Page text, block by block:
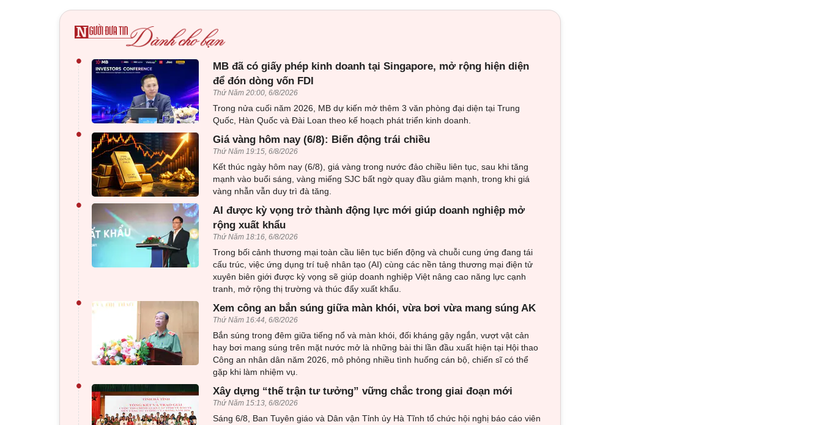
•
MB đã có giấy phép kinh doanh tại Singapore, mở rộng hiện diện
để đón dòng vốn FDI
Thứ Năm 20:00, 6/8/2026
Trong nửa cuối năm 2026, MB dự kiến mở thêm 3 văn phòng đại diện tại Trung
Quốc, Hàn Quốc và Đài Loan theo kế hoạch phát triển kinh doanh.
• Giá vàng hôm nay (6/8): Biến động trái chiều
Thứ Năm 19:15, 6/8/2026
Kết thúc ngày hôm nay (6/8), giá vàng trong nước đảo chiều liên tục, sau khi tăng
mạnh vào buổi sáng, vàng miếng SJC bất ngờ quay đầu giảm mạnh, trong khi giá
vàng nhẫn vẫn duy trì đà tăng.
•
AI được kỳ vọng trở thành động lực mới giúp doanh nghiệp mở
rộng xuất khẩu
Thứ Năm 18:16, 6/8/2026
Trong bối cảnh thương mại toàn cầu liên tục biến động và chuỗi cung ứng đang tái
cấu trúc, việc ứng dụng trí tuệ nhân tạo (AI) cùng các nền tảng thương mại điện tử
xuyên biên giới được kỳ vọng sẽ giúp doanh nghiệp Việt nâng cao năng lực cạnh
tranh, mở rộng thị trường và thúc đẩy xuất khẩu.
• Xem công an bắn súng giữa màn khói, vừa bơi vừa mang súng AK
Thứ Năm 16:44, 6/8/2026
Bắn súng trong đêm giữa tiếng nổ và màn khói, đối kháng gậy ngắn, vượt vật cản
hay bơi mang súng trên mặt nước mở là những bài thi lần đầu xuất hiện tại Hội thao
Công an nhân dân năm 2026, mô phỏng nhiều tình huống cán bộ, chiến sĩ có thể
gặp khi làm nhiệm vụ.
• Xây dựng “thế trận tư tưởng” vững chắc trong giai đoạn mới
Thứ Năm 15:13, 6/8/2026
Sáng 6/8, Ban Tuyên giáo và Dân vận Tỉnh ủy Hà Tĩnh tổ chức hội nghị báo cáo viên